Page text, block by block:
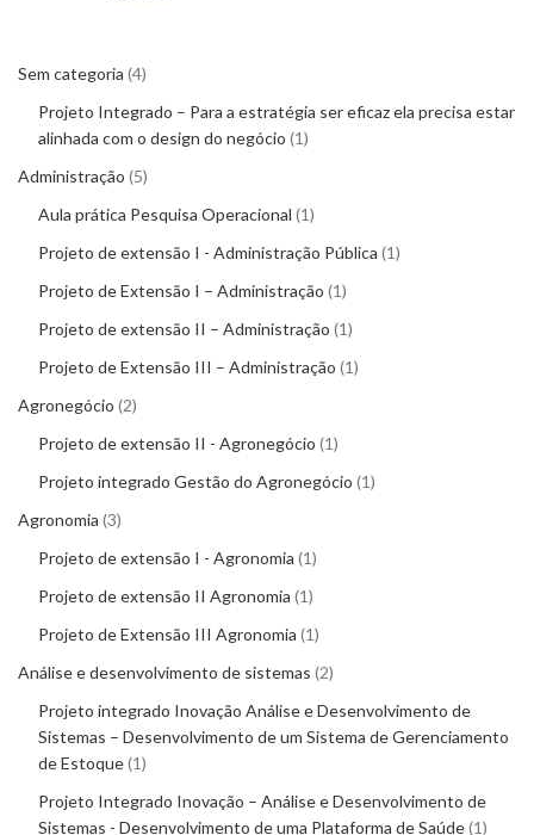
Sem categoria 4
Projeto Integrado – Para a estratégia ser eficaz ela precisa estar
alinhada com o design do negócio 1
Administração 5
Aula prática Pesquisa Operacional 1
Projeto de extensão I - Administração Pública 1
Projeto de Extensão I – Administração 1
Projeto de extensão II – Administração 1
Projeto de Extensão III – Administração 1
Agronegócio 2
Projeto de extensão II - Agronegócio 1
Projeto integrado Gestão do Agronegócio 1
Agronomia 3
Projeto de extensão I - Agronomia 1
Projeto de extensão II Agronomia 1
Projeto de Extensão III Agronomia 1
Análise e desenvolvimento de sistemas 2
Projeto integrado Inovação Análise e Desenvolvimento de
Sistemas – Desenvolvimento de um Sistema de Gerenciamento
de Estoque 1
Projeto Integrado Inovação – Análise e Desenvolvimento de
Sistemas - Desenvolvimento de uma Plataforma de Saúde 1